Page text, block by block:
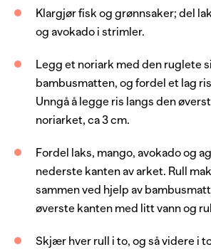
soyasaus
ingefær, syltet
Klargjør fisk og grønnsaker; del
og avokado i strimler.
Legg et noriark med den ruglete
bambusmatten, og fordel et lag
Unngå å legge ris langs den
noriarket, ca 3 cm.
Fordel laks, mango, avokado og
nederste kanten av arket. Rull
sammen ved hjelp av
øverste kanten med litt vann og
Skjær hver rull i to, og så videre i